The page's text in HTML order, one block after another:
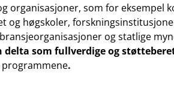
organisasjoner, som for eksempel
og høgskoler,
og statlige
som fullverdige og
programmene.